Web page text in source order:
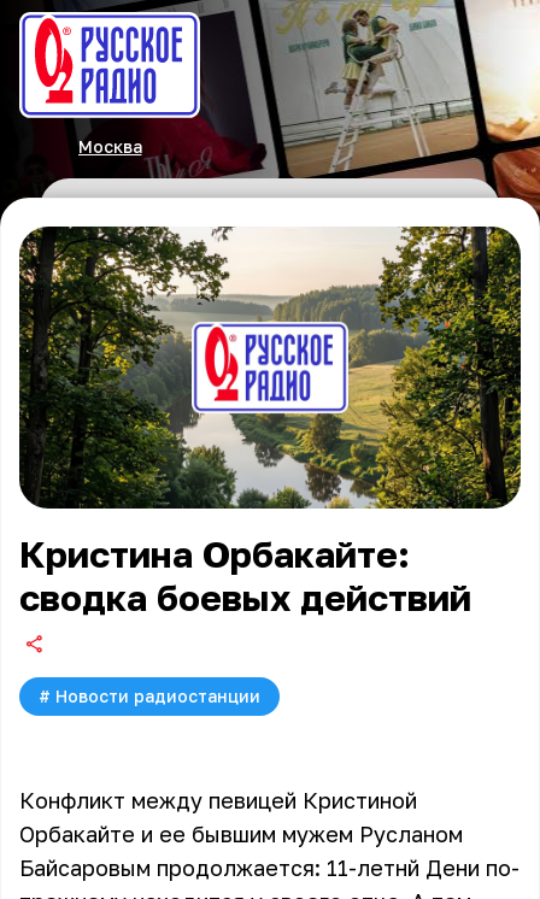
Москва
Кристина Орбакайте:
сводка боевых действий
# Новости радиостанции
Конфликт между певицей Кристиной
Орбакайте и ее бывшим мужем Русланом
Байсаровым продолжается: 11-летнй Дени по-